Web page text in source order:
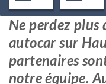
Ne perdez plus
autocar sur
partenaires
notre équipe.